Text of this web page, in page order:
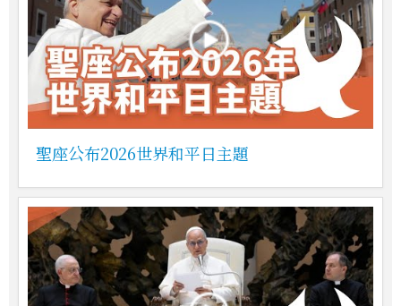
聖座公布2026世界和平日主題